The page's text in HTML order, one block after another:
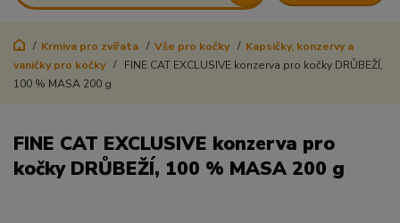
Krmiva pro zvířata Vše pro kočky
Kapsičky, konzervy a
vaničky pro kočky
FINE CAT EXCLUSIVE konzerva pro kočky DRŮBEŽÍ,
100 % MASA 200 g
FINE CAT EXCLUSIVE konzerva pro
kočky DRŮBEŽÍ, 100 % MASA 200 g